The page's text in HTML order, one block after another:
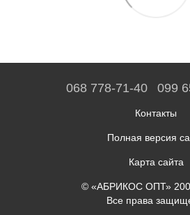
068 778-71-40 099
Контакты
Полная версия
Карта сайта
© «АБРИКОС ОПТ»
Все права